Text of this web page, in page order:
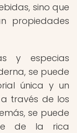
sino que
propiedades
y especias
se puede
única y un
través de los
se puede
de la rica